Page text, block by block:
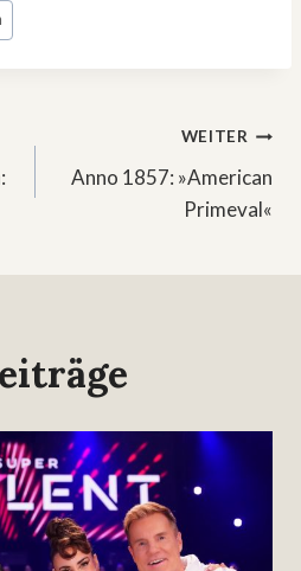
WEITER
Anno 1857: »American
Primeval«